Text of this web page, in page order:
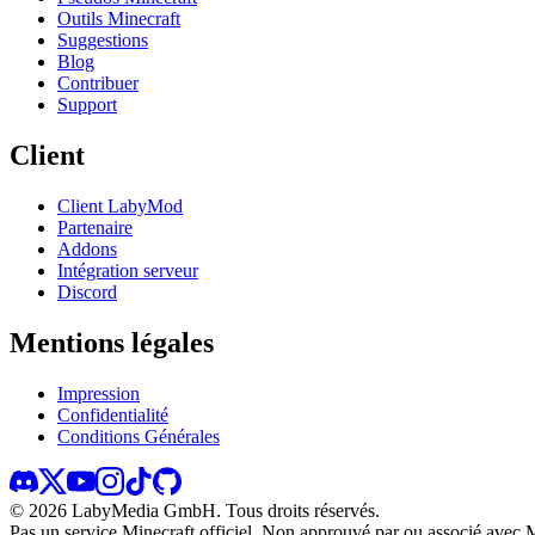
Outils Minecraft
Suggestions
Blog
Contribuer
Support
Client
Client LabyMod
Partenaire
Addons
Intégration serveur
Discord
Mentions légales
Impression
Confidentialité
Conditions Générales
© 2026 LabyMedia GmbH. Tous droits réservés.